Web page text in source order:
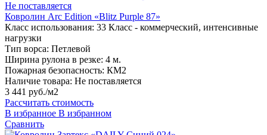
Не поставляется
Ковролин Arc Edition «Blitz Purple 87»
Класс использования: 33 Класс - коммерческий, интенсивные
нагрузки
Тип ворса: Петлевой
Ширина рулона в резке: 4 м.
Пожарная безопасность: КМ2
Наличие товара: Не поставляется
3 441 руб./м2
Рассчитать стоимость
В избранное В избранном
Сравнить